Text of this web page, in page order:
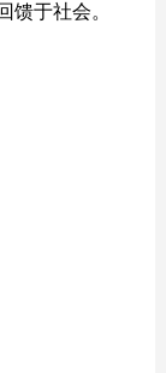
馈于社会。